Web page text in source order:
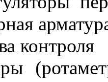
контроля